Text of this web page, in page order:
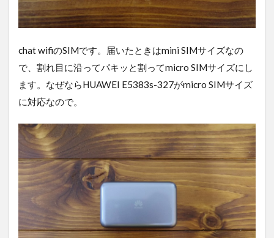
chat wifiのSIMです。届いたときはmini SIMサイズなの
で、割れ目に沿ってパキッと割ってmicro SIMサイズにし
ます。なぜならHUAWEI E5383s-327がmicro SIMサイズ
に対応なので。